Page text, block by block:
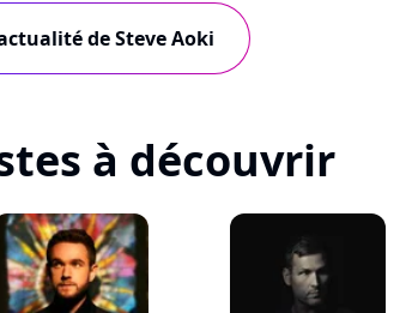
de Steve Aoki
à découvrir